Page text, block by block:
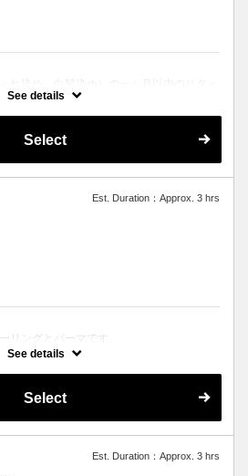
See details
Select
Est. Duration：Approx. 3 hrs
リングとパーマです。
希望の方は最終受付時間が変わるため、別
より別途ロング料金を頂戴いたします。
See details
Select
Est. Duration：Approx. 3 hrs